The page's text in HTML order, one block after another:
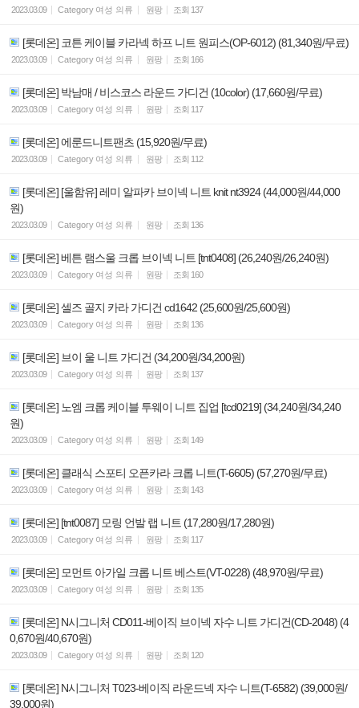
2023.03.09 Category 여성 의류 원팡 조회 137
[롯데온] 코튼 케이블 카라넥 하프 니트 원피스(OP-6012) (81,340원/무료)
2023.03.09 Category 여성 의류 원팡 조회 166
[롯데온] 박남매 / 비스코스 라운드 가디건 (10color) (17,660원/무료)
2023.03.09 Category 여성 의류 원팡 조회 117
[롯데온] 에룬드니트팬츠 (15,920원/무료)
2023.03.09 Category 여성 의류 원팡 조회 112
[롯데온] [울함유] 레미 알파카 브이넥 니트 knit nt3924 (44,000원/44,000
원)
2023.03.09 Category 여성 의류 원팡 조회 136
[롯데온] 베튼 램스울 크롭 브이넥 니트 [tnt0408] (26,240원/26,240원)
2023.03.09 Category 여성 의류 원팡 조회 160
[롯데온] 셀즈 골지 카라 가디건 cd1642 (25,600원/25,600원)
2023.03.09 Category 여성 의류 원팡 조회 136
[롯데온] 브이 울 니트 가디건 (34,200원/34,200원)
2023.03.09 Category 여성 의류 원팡 조회 137
[롯데온] 노엠 크롭 케이블 투웨이 니트 집업 [tcd0219] (34,240원/34,240
원)
2023.03.09 Category 여성 의류 원팡 조회 149
[롯데온] 클래식 스포티 오픈카라 크롭 니트(T-6605) (57,270원/무료)
2023.03.09 Category 여성 의류 원팡 조회 143
[롯데온] [tnt0087] 모링 언발 랩 니트 (17,280원/17,280원)
2023.03.09 Category 여성 의류 원팡 조회 117
[롯데온] 모먼트 아가일 크롭 니트 베스트(VT-0228) (48,970원/무료)
2023.03.09 Category 여성 의류 원팡 조회 135
[롯데온] N시그니처 CD011-베이직 브이넥 자수 니트 가디건(CD-2048) (4
0,670원/40,670원)
2023.03.09 Category 여성 의류 원팡 조회 120
[롯데온] N시그니처 T023-베이직 라운드넥 자수 니트(T-6582) (39,000원/
39,000원)